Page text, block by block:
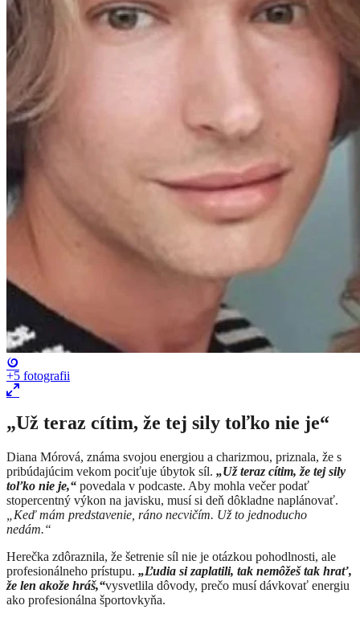
+5 fotografii
„Už teraz cítim, že tej sily toľko nie je“
Diana Mórová, známa svojou energiou a charizmou, priznala, že s
pribúdajúcim vekom pociťuje úbytok síl. „Už teraz cítim, že tej sily
toľko nie je,“ povedala v podcaste. Aby mohla večer podať
stopercentný výkon na javisku, musí si deň dôkladne naplánovať.
„Keď mám predstavenie, ráno necvičím. Už to jednoducho
nedám.“
Herečka zdôraznila, že šetrenie síl nie je otázkou pohodlnosti, ale
profesionálneho prístupu. „Ľudia si zaplatili, tak nemôžeš tak hrať,
že len akože hráš,“vysvetlila dôvody, prečo musí dávkovať energiu
ako profesionálna športovkyňa.